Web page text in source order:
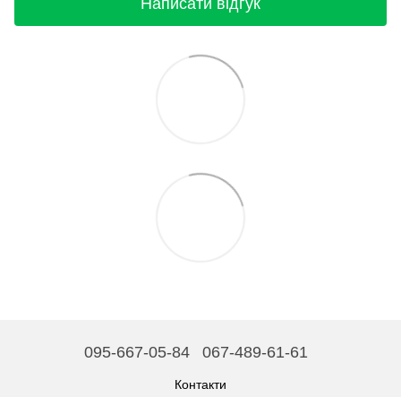
Написати відгук
095-667-05-84 067-489-61-61
Контакти